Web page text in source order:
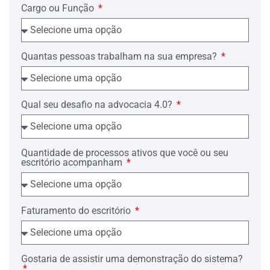
preceituam os artigos 700 e seguintes
do Novo Código de Processo Civil,
para haver o que lhe é devido, conforme
vejamos:
SÚMULA 247 DO STJ : “ O contrato
de abertura de crédito em conta-
corrente, acompanhado do
demonstrativo de débito, constitui
documento hábil para o ajuizamento da
ação monitória”.
E, quanto a necessidade da liquidez da
dívida a jurisprudência dominante é
bastante incisiva em acatar o processo
monitório,in verbis:
“Desnecessária a liquidez da dívida
contida no documento que instruiu a
Cargo ou Função
Quantas pessoas trabalham na sua empresa?
Qual seu desafio na advocacia 4.0?
Quantidade de processos ativos que você ou seu
escritório acompanham
Faturamento do escritório
Gostaria de assistir uma demonstração do sistema?